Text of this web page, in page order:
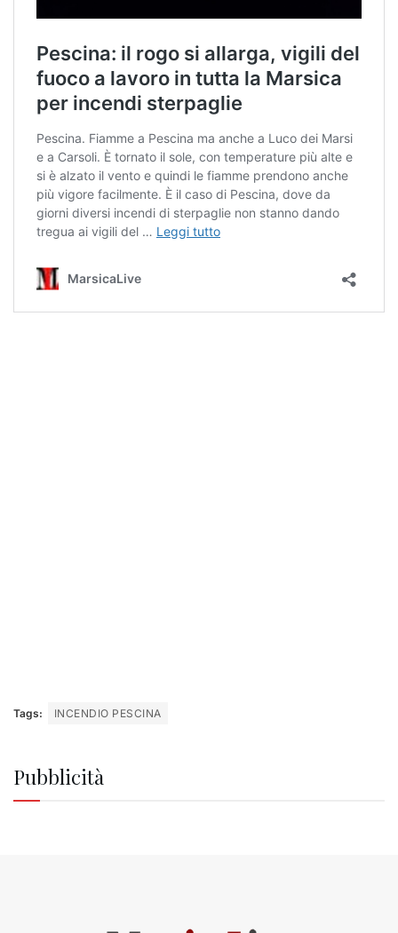
Tags: INCENDIO PESCINA
Pubblicità